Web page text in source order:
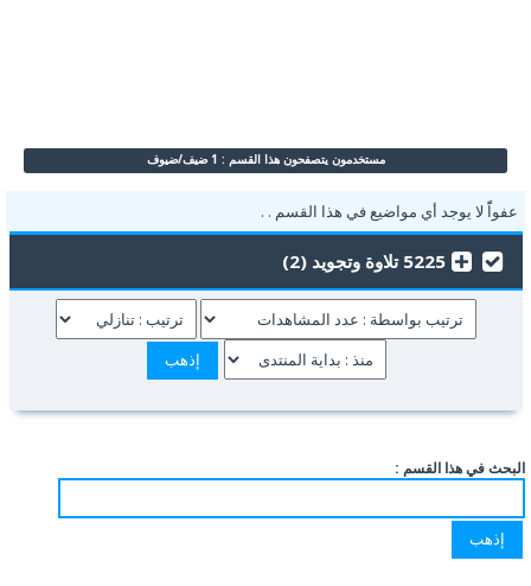
مستخدمون يتصفحون هذا القسم : 1 ضيف/ضيوف
عفواًً لا يوجد أي مواضيع في هذا القسم . .
5225 تلاوة وتجويد (2)
البحث في هذا القسم :